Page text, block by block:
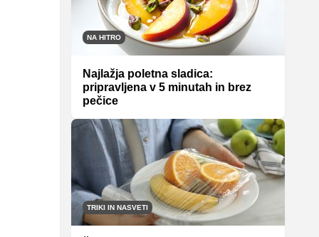
NA HITRO
Najlažja poletna sladica:
pripravljena v 5 minutah in brez
pečice
TRIKI IN NASVETI